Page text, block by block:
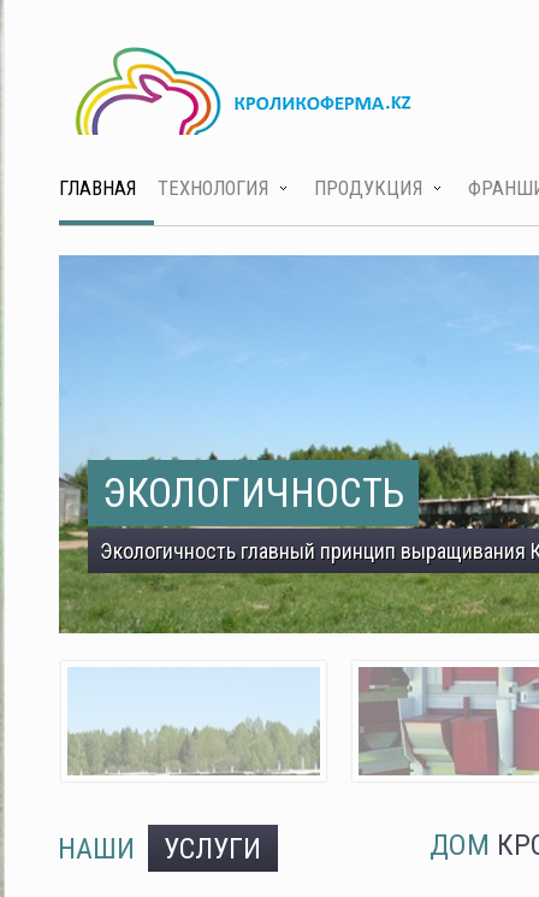
ГЛАВНАЯ ТЕХНОЛОГИЯ ПРОДУКЦИЯ
ЭКОЛОГИЧНОСТЬ
Экологичность главный принцип выращивания
НАШИ УСЛУГИ ДОМ